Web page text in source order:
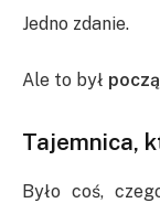
Jedno zdanie.
Ale to był
Tajemnica,
Było coś,